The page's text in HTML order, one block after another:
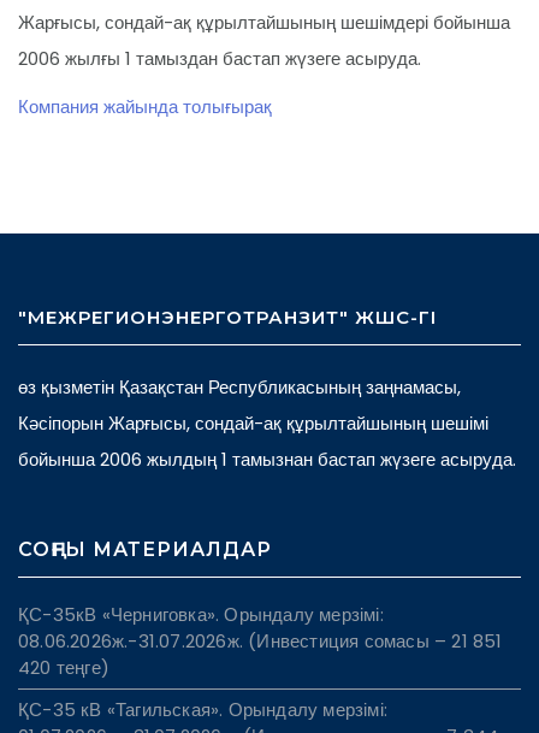
Жарғысы, сондай-ақ құрылтайшының шешімдері бойынша
2006 жылғы 1 тамыздан бастап жүзеге асыруда.
Компания жайында толығырақ
"МЕЖРЕГИОНЭНЕРГОТРАНЗИТ" ЖШС-ГІ
өз қызметін Қазақстан Республикасының заңнамасы,
Кәсіпорын Жарғысы, сондай-ақ құрылтайшының шешімі
бойынша 2006 жылдың 1 тамызнан бастап жүзеге асыруда.
СОҢҒЫ МАТЕРИАЛДАР
ҚС-35кВ «Черниговка». Орындалу мерзімі:
08.06.2026ж.-31.07.2026ж. (Инвестиция сомасы – 21 851
420 теңге)
ҚС-35 кВ «Тагильская». Орындалу мерзімі: